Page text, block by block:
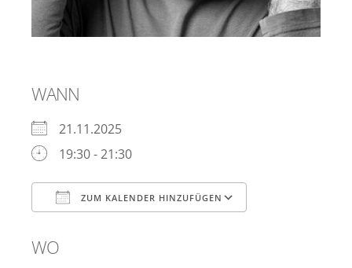
WANN
21.11.2025
19:30 - 21:30
ZUM KALENDER HINZUFÜGEN
WO